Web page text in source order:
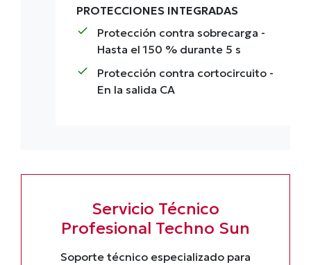
PROTECCIONES INTEGRADAS
check Protección contra sobrecarga -
Hasta el 150 % durante 5 s
check Protección contra cortocircuito -
En la salida CA
Servicio Técnico
Profesional Techno Sun
Soporte técnico especializado para